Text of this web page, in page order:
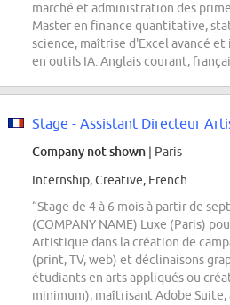
marché et administration des
Master en finance quantitative,
science, maîtrise d'Excel avancé
en outils IA. Anglais courant,
Stage - Assistant Directeur
Company not shown | Paris
Internship, Creative, French
“Stage de 4 à 6 mois à partir de
(COMPANY NAME) Luxe (Paris)
Artistique dans la création de
(print, TV, web) et déclinaisons
étudiants en arts appliqués ou
minimum), maîtrisant Adobe Suite,